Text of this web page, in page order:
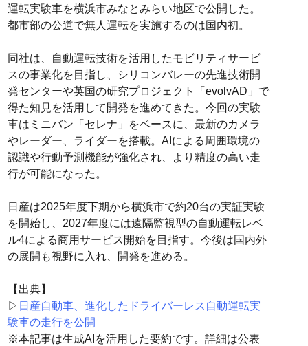
運転実験車を横浜市みなとみらい地区で公開した。
都市部の公道で無人運転を実施するのは国内初。
同社は、自動運転技術を活用したモビリティサービ
スの事業化を目指し、シリコンバレーの先進技術開
発センターや英国の研究プロジェクト「evolvAD」で
得た知見を活用して開発を進めてきた。今回の実験
車はミニバン「セレナ」をベースに、最新のカメラ
やレーダー、ライダーを搭載。AIによる周囲環境の
認識や行動予測機能が強化され、より精度の高い走
行が可能になった。
日産は2025年度下期から横浜市で約20台の実証実験
を開始し、2027年度には遠隔監視型の自動運転レベ
ル4による商用サービス開始を目指す。今後は国内外
の展開も視野に入れ、開発を進める。
【出典】
▷ 日産自動車、進化したドライバーレス自動運転実
験車の走行を公開
※本記事は生成AIを活用した要約です。詳細は公表